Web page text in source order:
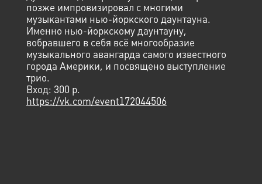
позже импровизировал с многими
музыкантами нью-йоркского даунтауна.
Именно нью-йоркскому даунтауну,
вобравшего в себя всё многообразие
музыкального авангарда самого известного
города Америки, и посвящено выступление
трио.
Вход: 300 р.
https://vk.com/event172044506